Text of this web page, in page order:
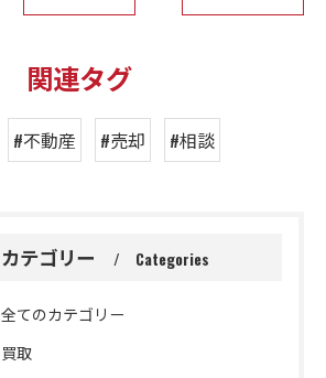
関連タグ
#不動産 #売却 #相談
カテゴリー Categories
全てのカテゴリー
買取